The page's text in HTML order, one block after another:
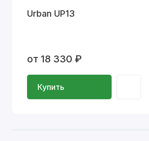
Urban UP13
от 18 330 ₽
Купить